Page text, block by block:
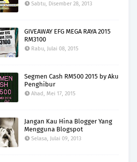
Sabtu, Disember 28, 2013
GIVEAWAY EFG MEGA RAYA 2015
RM3100
Rabu, Julai 08, 2015
Segmen Cash RM500 2015 by Aku
Penghibur
Ahad, Mei 17, 2015
Jangan Kau Hina Blogger Yang
Mengguna Blogspot
Selasa, Julai 09, 2013